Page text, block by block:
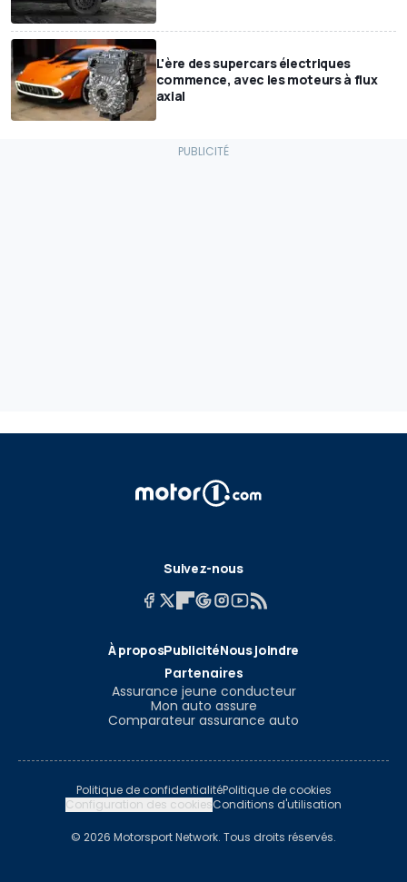
L'ère des supercars électriques
commence, avec les moteurs à flux
axial
Suivez-nous
À proposPublicitéNous joindre
Partenaires
Assurance jeune conducteur
Mon auto assure
Comparateur assurance auto
Politique de confidentialitéPolitique de cookies
Configuration des cookiesConditions d'utilisation
© 2026 Motorsport Network. Tous droits réservés.